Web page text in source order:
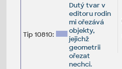
Tip 10810:
Dutý tvar v
editoru rodin
mi ořezává
objekty,
jejichž
geometrii
ořezat
nechci.